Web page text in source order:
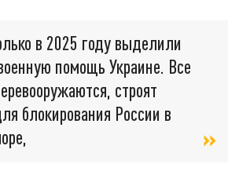
в 2025 году выделили
помощь Украине. Все
строят
блокирования России в